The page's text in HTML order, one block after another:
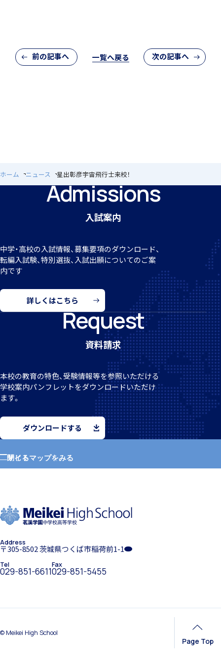
前の記事へ 一覧へ戻る 次の記事へ
ホーム ニュース 星出彰彦宇宙飛行士来校！
Admissions
入試案内
中学・高校の入試情報、募集要項のダウンロード、
転編入試験、特別選抜、入試出願についてのご案
内です
詳しくはこちら
Request
資料請求
本校の教育の特色、受験情報等を参照いただける
学校案内パンフレットをダウンロードいただけ
ます。
ダウンロードする
サイトマップをみる
閉じる
学校長挨拶
Address
〒305-8502 茨城県つくば市稲荷前1-1
Tel
029-851-6611
Fax
029-851-5455
© Meikei High School
Page Top
個人課題研究
キャンプ
MEIKEI ART GALLERY
留学制度
希望制海外研修制度